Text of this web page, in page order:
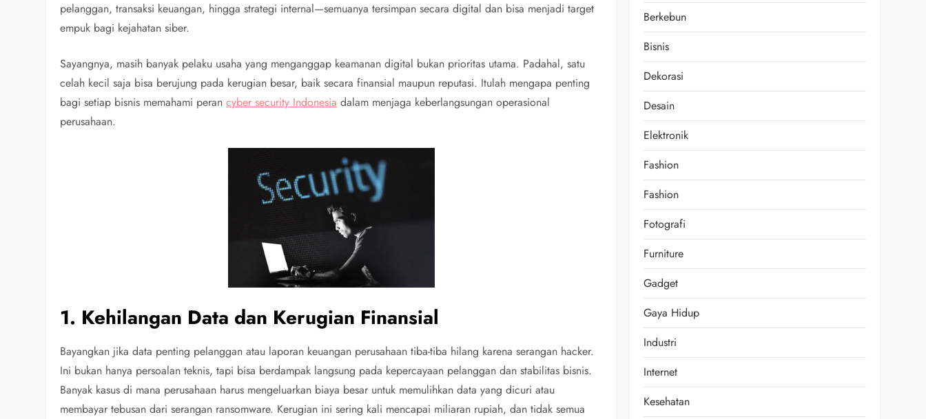
pelanggan, transaksi keuangan, hingga strategi internal—semuanya tersimpan secara digital dan bisa menjadi target
empuk bagi kejahatan siber.
Sayangnya, masih banyak pelaku usaha yang menganggap keamanan digital bukan prioritas utama. Padahal, satu
celah kecil saja bisa berujung pada kerugian besar, baik secara finansial maupun reputasi. Itulah mengapa penting
bagi setiap bisnis memahami perancyber security Indonesia dalam menjaga keberlangsungan operasional
perusahaan.
1. Kehilangan Data dan Kerugian Finansial
Bayangkan jika data penting pelanggan atau laporan keuangan perusahaan tiba-tiba hilang karena serangan hacker.
Ini bukan hanya persoalan teknis, tapi bisa berdampak langsung pada kepercayaan pelanggan dan stabilitas bisnis.
Banyak kasus di mana perusahaan harus mengeluarkan biaya besar untuk memulihkan data yang dicuri atau
membayar tebusan dari serangan ransomware. Kerugian ini sering kali mencapai miliaran rupiah, dan tidak semua
Berkebun
Bisnis
Dekorasi
Desain
Elektronik
Fashion
Fashion
Fotografi
Furniture
Gadget
Gaya Hidup
Industri
Internet
Kesehatan